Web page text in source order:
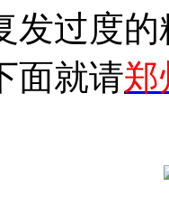
发过度
面就请郑